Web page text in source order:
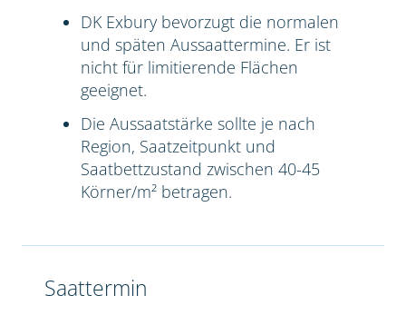
DK Exbury bevorzugt die normalen
und späten Aussaattermine. Er ist
nicht für limitierende Flächen
geeignet.
Die Aussaatstärke sollte je nach
Region, Saatzeitpunkt und
Saatbettzustand zwischen 40-45
Körner/m² betragen.
Saattermin